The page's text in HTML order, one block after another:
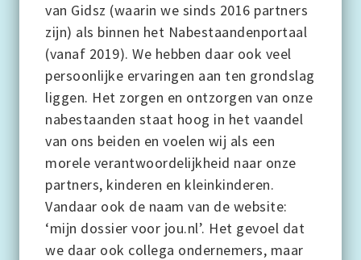
van Gidsz (waarin we sinds 2016 partners
zijn) als binnen het Nabestaandenportaal
(vanaf 2019). We hebben daar ook veel
persoonlijke ervaringen aan ten grondslag
liggen. Het zorgen en ontzorgen van onze
nabestaanden staat hoog in het vaandel
van ons beiden en voelen wij als een
morele verantwoordelijkheid naar onze
partners, kinderen en kleinkinderen.
Vandaar ook de naam van de website:
‘mijn dossier voor jou.nl’. Het gevoel dat
we daar ook collega ondernemers, maar